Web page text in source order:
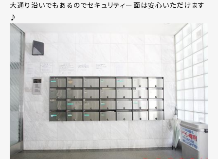
大通り沿いでもあるのでセキュリティー面は安心いただけます
♪